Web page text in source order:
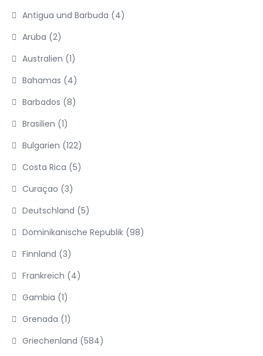
Antigua und Barbuda (4)
Aruba (2)
Australien (1)
Bahamas (4)
Barbados (8)
Brasilien (1)
Bulgarien (122)
Costa Rica (5)
Curaçao (3)
Deutschland (5)
Dominikanische Republik (98)
Finnland (3)
Frankreich (4)
Gambia (1)
Grenada (1)
Griechenland (584)